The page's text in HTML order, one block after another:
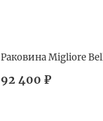
92 400 ₽
Раковина Migliore